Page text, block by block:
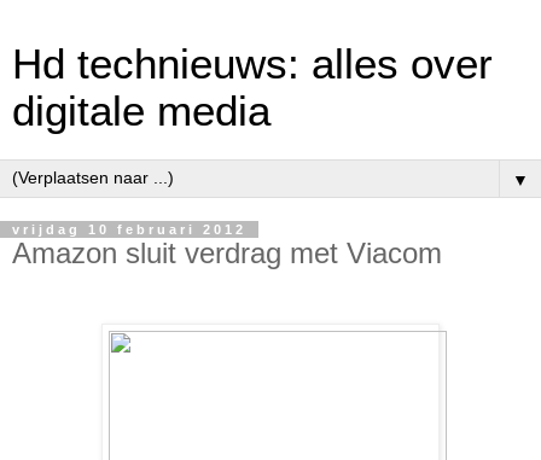
Hd technieuws: alles over
digitale media
▼
vrijdag 10 februari 2012
Amazon sluit verdrag met Viacom